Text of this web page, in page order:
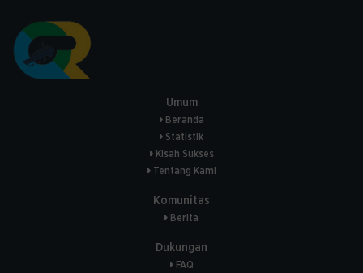
Umum
Beranda
Statistik
Kisah Sukses
Tentang Kami
Komunitas
Berita
Dukungan
FAQ